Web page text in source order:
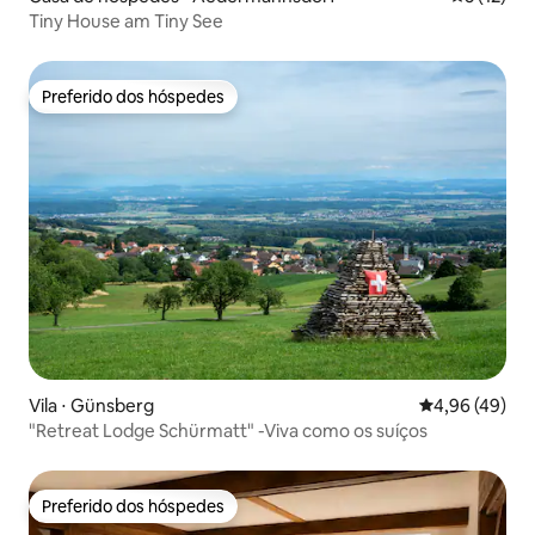
Tiny House am Tiny See
Preferido dos hóspedes
Preferido dos hóspedes
Vila ⋅ Günsberg 4,96 de uma
4,96 (49)
"Retreat Lodge Schürmatt" -Viva como os suíços
Preferido dos hóspedes
Preferido dos hóspedes